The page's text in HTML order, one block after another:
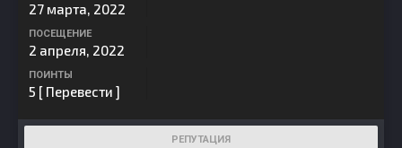
27 марта, 2022
ПОСЕЩЕНИЕ
2 апреля, 2022
ПОИНТЫ
5 [ Перевести ]
РЕПУТАЦИЯ